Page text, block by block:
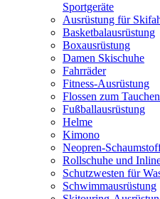
Sportgeräte
Ausrüstung für
Basketbalausrüstung
Boxausrüstung
Damen Skischuhe
Fahrräder
Fitness-Ausrüstung
Flossen zum
Fußballausrüstung
Helme
Kimono
Neopren-
Rollschuhe und
Schutzwesten für
Schwimmausrüstung